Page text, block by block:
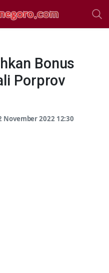
Bonus
Porprov
November 2022 12:30